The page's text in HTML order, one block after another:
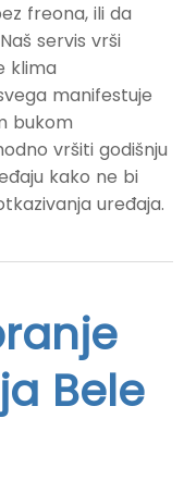
freona, ili da
servis vrši
klima
manifestuje
bukom
vršiti godišnju
kako ne bi
uređaja.
Bele